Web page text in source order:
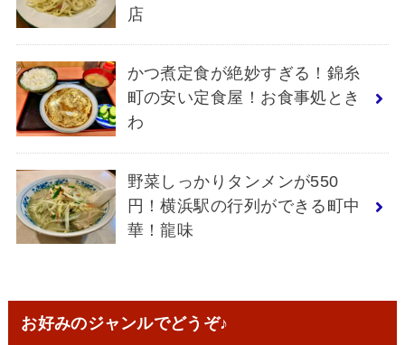
店
かつ煮定食が絶妙すぎる！錦糸
町の安い定食屋！お食事処とき
わ
野菜しっかりタンメンが550
円！横浜駅の行列ができる町中
華！龍味
お好みのジャンルでどうぞ♪